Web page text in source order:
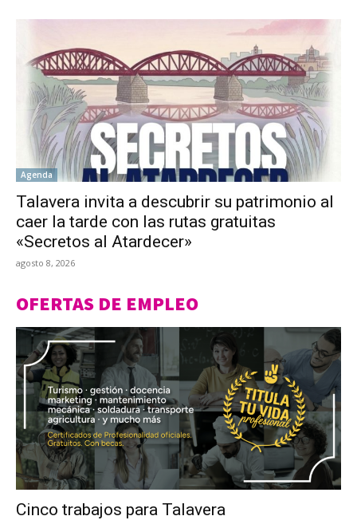
Agenda
Talavera invita a descubrir su patrimonio al
caer la tarde con las rutas gratuitas
«Secretos al Atardecer»
agosto 8, 2026
OFERTAS DE EMPLEO
Cinco trabajos para Talavera